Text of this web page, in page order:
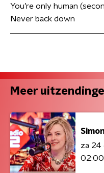
You’re only human
Never back down
Meer
za 24